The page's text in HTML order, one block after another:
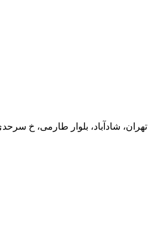
تهران، شادآباد، بلوار طارمی، خ